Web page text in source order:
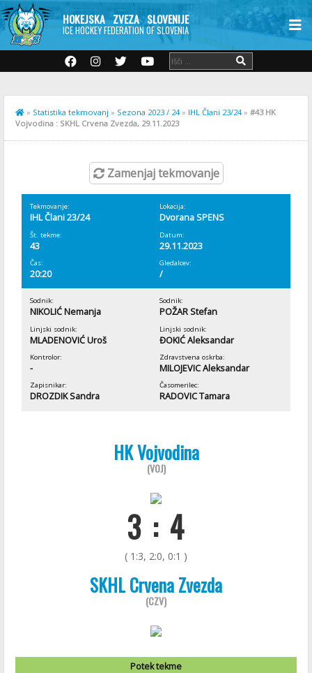
HOKEJSKA ZVEZA SLOVENIJE
ICE HOCKEY FEDERATION OF SLOVENIA
» Statistika tekmovanj » Sezona 2023 / 24» IHL Člani 23/24» #43 HK
Vojvodina : SKHL Crvena Zvezda, 29.11.2023
Zamenjaj tekmovanje
Tekmovanje:
IHL Člani 23/24
Lokacija:
Dvorana SPENS
Št. tekme:
43
Datum:
29.11.2023
Čas:
20:20
Gledalcev:
/
Sodnik:
NIKOLIĆ Nemanja
Sodnik:
POŽAR Stefan
Linjski sodnik:
MLADENOVIĆ Uroš
Linjski sodnik:
ĐOKIĆ Aleksandar
Kontrolor:
-
Zdravstvena oskrba:
MILOJEVIC Aleksandar
Zapisnikar:
DROZDIK Sandra
Časomerilec:
RADOVIC Tamara
HK Vojvodina
(VOJ)
3 : 4
( 1:3, 2:0, 0:1 )
SKHL Crvena Zvezda
(CZV)
Potek tekme